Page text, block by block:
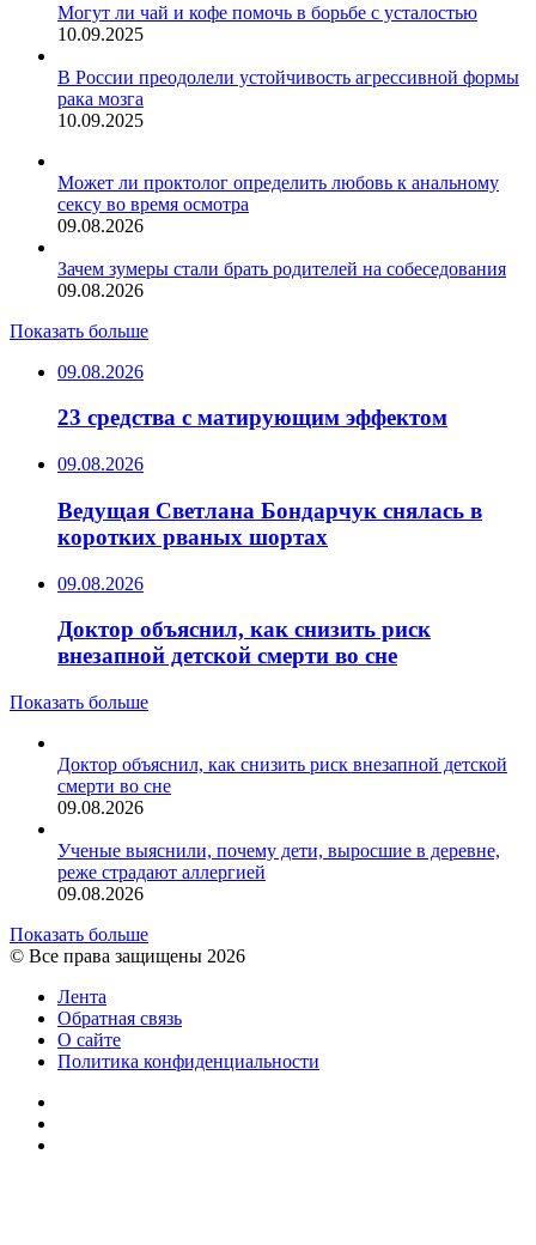
Могут ли чай и кофе помочь в борьбе с усталостью
10.09.2025
В России преодолели устойчивость агрессивной формы
рака мозга
10.09.2025
Может ли проктолог определить любовь к анальному
сексу во время осмотра
09.08.2026
Зачем зумеры стали брать родителей на собеседования
09.08.2026
Показать больше
09.08.2026
23 средства с матирующим эффектом
09.08.2026
Ведущая Светлана Бондарчук снялась в
коротких рваных шортах
09.08.2026
Доктор объяснил, как снизить риск
внезапной детской смерти во сне
Показать больше
Доктор объяснил, как снизить риск внезапной детской
смерти во сне
09.08.2026
Ученые выяснили, почему дети, выросшие в деревне,
реже страдают аллергией
09.08.2026
Показать больше
© Все права защищены 2026
Лента
Обратная связь
О сайте
Политика конфиденциальности